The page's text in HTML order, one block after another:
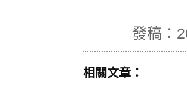
發稿：
相關文章：